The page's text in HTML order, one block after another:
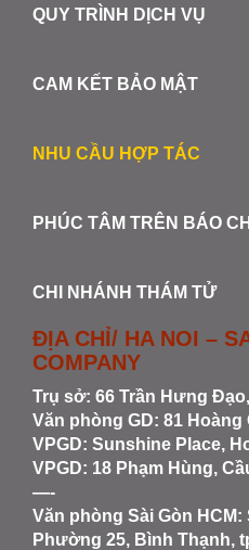
QUY TRÌNH DỊCH VỤ
CAM KẾT BẢO MẬT
NHU CẦU HỢP TÁC
PHÚC TÂM TRÊN BÁO CHÍ
CHI NHÁNH THÁM TỬ
ĐỊA CHỈ/ HA NOI –
COMPANY
Trụ sở: 66 Trần Hưng
Văn phòng GD: 81
VPGD: Sunshine Place,
VPGD: 18 Phạm Hùng,
—-
Văn phòng Sài Gòn HCM:
Phường 25, Bình Thạnh,